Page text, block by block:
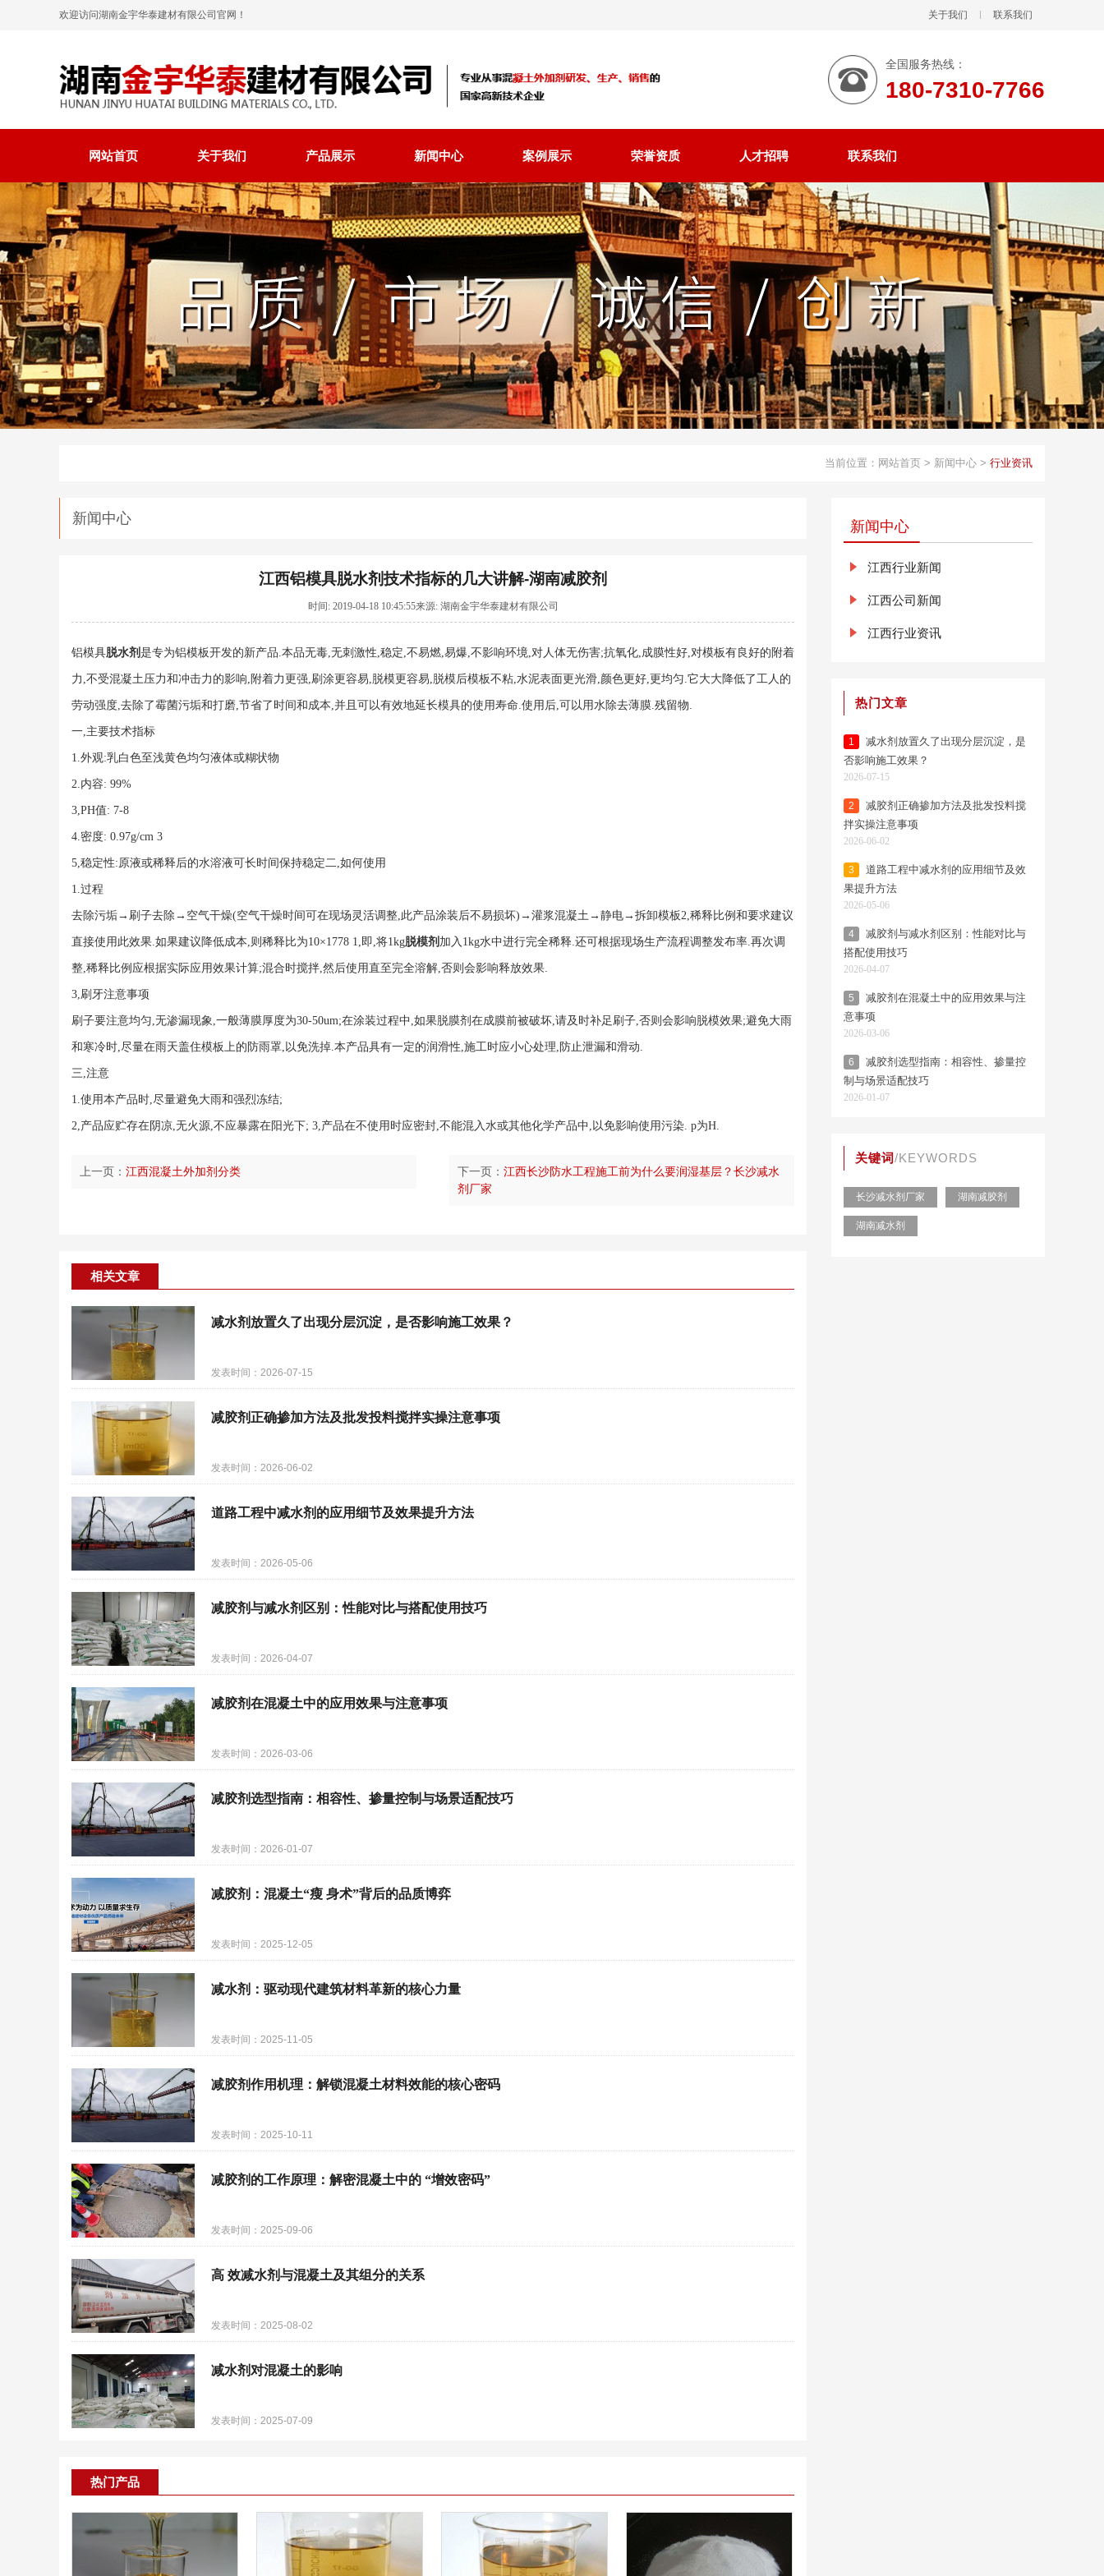
关于我们 联系我们
欢迎访问湖南金宇华泰建材有限公司官网！
全国服务热线：
180-7310-7766
网站首页 关于我们 产品展示 新闻中心 案例展示 荣誉资质 人才招聘 联系我们
当前位置： 网站首页 > 新闻中心 > 行业资讯
新闻中心
江西铝模具脱水剂技术指标的几大讲解-湖南减胶剂
时间: 2019-04-18 10:45:55来源: 湖南金宇华泰建材有限公司
铝模具脱水剂 是专为铝模板开发的新产品.本品无毒,无刺激性,稳定,不易燃,易爆,不影响环境,对人体无伤害;抗氧化,成膜性好,对模板有良好的附着
力,不受混凝土压力和冲击力的影响,附着力更强,刷涂更容易,脱模更容易,脱模后模板不粘,水泥表面更光滑,颜色更好,更均匀.它大大降低了工人的
劳动强度,去除了霉菌污垢和打磨,节省了时间和成本,并且可以有效地延长模具的使用寿命.使用后,可以用水除去薄膜.残留物.
一,主要技术指标
1.外观:乳白色至浅黄色均匀液体或糊状物
2.内容: 99%
3,PH值: 7-8
4.密度: 0.97g/cm 3
5,稳定性:原液或稀释后的水溶液可长时间保持稳定二,如何使用
1.过程
去除污垢→刷子去除→空气干燥(空气干燥时间可在现场灵活调整,此产品涂装后不易损坏)→灌浆混凝土→静电→拆卸模板2,稀释比例和要求建议
直接使用此效果.如果建议降低成本,则稀释比为10×1778 1,即,将1kg脱模剂 加入1kg水中进行完全稀释.还可根据现场生产流程调整发布率.再次调
整,稀释比例应根据实际应用效果计算;混合时搅拌,然后使用直至完全溶解,否则会影响释放效果.
3,刷牙注意事项
刷子要注意均匀,无渗漏现象,一般薄膜厚度为30-50um;在涂装过程中,如果脱膜剂在成膜前被破坏,请及时补足刷子,否则会影响脱模效果;避免大雨
和寒冷时,尽量在雨天盖住模板上的防雨罩,以免洗掉.本产品具有一定的润滑性,施工时应小心处理,防止泄漏和滑动.
三,注意
1.使用本产品时,尽量避免大雨和强烈冻结;
2,产品应贮存在阴凉,无火源,不应暴露在阳光下; 3,产品在不使用时应密封,不能混入水或其他化学产品中,以免影响使用污染. p为H.
上一页： 江西混凝土外加剂分类 下一页： 江西长沙防水工程施工前为什么要润湿基层？长沙减水
剂厂家
相关文章
减水剂放置久了出现分层沉淀，是否影响施工效果？
发表时间：2026-07-15
减胶剂正确掺加方法及批发投料搅拌实操注意事项
发表时间：2026-06-02
道路工程中减水剂的应用细节及效果提升方法
发表时间：2026-05-06
减胶剂与减水剂区别：性能对比与搭配使用技巧
发表时间：2026-04-07
减胶剂在混凝土中的应用效果与注意事项
发表时间：2026-03-06
减胶剂选型指南：相容性、掺量控制与场景适配技巧
发表时间：2026-01-07
减胶剂：混凝土“瘦 身术”背后的品质博弈
发表时间：2025-12-05
减水剂：驱动现代建筑材料革新的核心力量​
发表时间：2025-11-05
减胶剂作用机理：解锁混凝土材料效能的核心密码
发表时间：2025-10-11
减胶剂的工作原理：解密混凝土中的 “增效密码”
发表时间：2025-09-06
高 效减水剂与混凝土及其组分的关系
发表时间：2025-08-02
减水剂对混凝土的影响
发表时间：2025-07-09
热门产品
新闻中心
江西行业新闻
江西公司新闻
江西行业资讯
热门文章
1
减水剂放置久了出现分层沉淀，是
否影响施工效果？
2026-07-15
2
减胶剂正确掺加方法及批发投料搅
拌实操注意事项
2026-06-02
3
道路工程中减水剂的应用细节及效
果提升方法
2026-05-06
4
减胶剂与减水剂区别：性能对比与
搭配使用技巧
2026-04-07
5
减胶剂在混凝土中的应用效果与注
意事项
2026-03-06
6
减胶剂选型指南：相容性、掺量控
制与场景适配技巧
2026-01-07
关键词/KEYWORDS
长沙减水剂厂家 湖南减胶剂
湖南减水剂